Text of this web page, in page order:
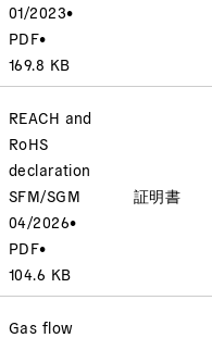
01/2023•
PDF•
169.8 KB
REACH and
RoHS
declaration
SFM/SGM
04/2026•
PDF•
104.6 KB
証明書
Gas flow